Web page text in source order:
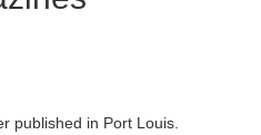
published in Port Louis.